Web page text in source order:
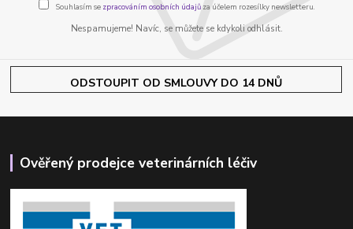
Souhlasím se zpracováním osobních údajůza účelem rozesílky newsletteru.
Nespamujeme! Navíc, se můžete se kdykoli odhlásit.
ODSTOUPIT OD SMLOUVY DO 14 DNŮ
Ověřený prodejce veterinárních léčiv